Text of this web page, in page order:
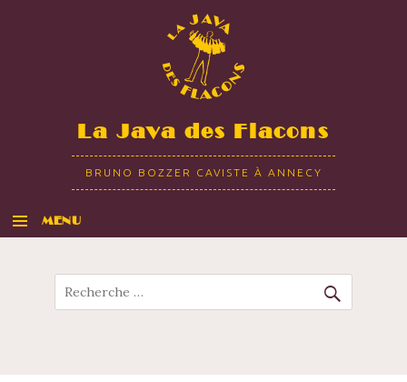
La Java des Flacons
BRUNO BOZZER CAVISTE À ANNECY
MENU
Recherche